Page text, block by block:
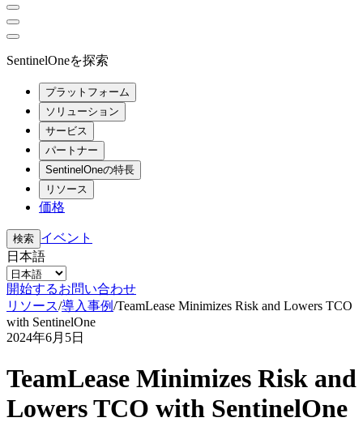
SentinelOneを探索
プラットフォーム
ソリューション
サービス
パートナー
SentinelOneの特長
リソース
価格
検索 イベント
日本語
開始するお問い合わせ
リソース/導入事例/TeamLease Minimizes Risk and Lowers TCO
with SentinelOne
2024年6月5日
TeamLease Minimizes Risk and
Lowers TCO with SentinelOne